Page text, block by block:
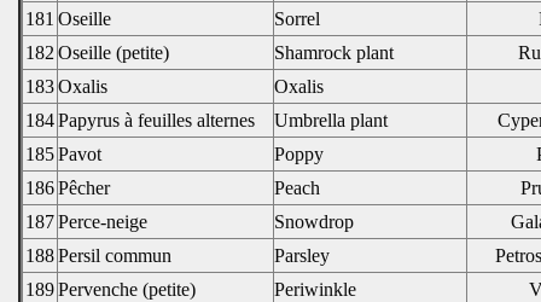
181 Oseille Sorrel
182 Oseille (petite) Shamrock plant
183Oxalis
Oxalis
184Papyrus à feuilles alternes Umbrella plant
185Pavot Poppy
186Pêcher Peach
187Perce-neige Snowdrop
188Persil commun Parsley
189Pervenche (petite) Periwinkle